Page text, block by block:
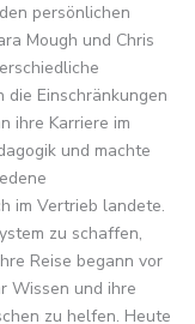
persönlichen
Mough und Chris
Einschränkungen
ihre Karriere im
und machte
im Vertrieb landete.
zu schaffen,
Reise begann vor
Wissen und ihre
zu helfen. Heute